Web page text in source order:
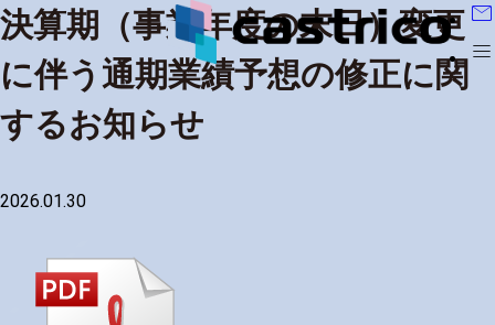
mail
menu
決算期（事業年度の末日）変更
に伴う通期業績予想の修正に関
するお知らせ
2026.01.30